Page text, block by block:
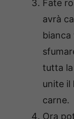
Fate
avrà
bianca
tutta
unite il
carne.
Ora